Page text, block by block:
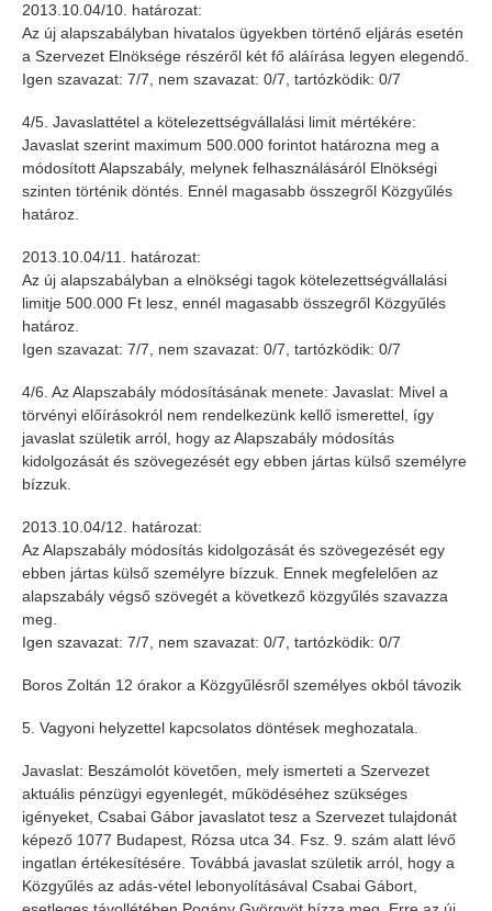
2013.10.04/10. határozat:
Az új alapszabályban hivatalos ügyekben történő eljárás esetén
a Szervezet Elnöksége részéről két fő aláírása legyen elegendő.
Igen szavazat: 7/7, nem szavazat: 0/7, tartózködik: 0/7
4/5. Javaslattétel a kötelezettségvállalási limit mértékére:
Javaslat szerint maximum 500.000 forintot határozna meg a
módosított Alapszabály, melynek felhasználásáról Elnökségi
szinten történik döntés. Ennél magasabb összegről Közgyűlés
határoz.
2013.10.04/11. határozat:
Az új alapszabályban a elnökségi tagok kötelezettségvállalási
limitje 500.000 Ft lesz, ennél magasabb összegről Közgyűlés
határoz.
Igen szavazat: 7/7, nem szavazat: 0/7, tartózködik: 0/7
4/6. Az Alapszabály módosításának menete: Javaslat: Mivel a
törvényi előírásokról nem rendelkezünk kellő ismerettel, így
javaslat születik arról, hogy az Alapszabály módosítás
kidolgozását és szövegezését egy ebben jártas külső személyre
bízzuk.
2013.10.04/12. határozat:
Az Alapszabály módosítás kidolgozását és szövegezését egy
ebben jártas külső személyre bízzuk. Ennek megfelelően az
alapszabály végső szövegét a következő közgyűlés szavazza
meg.
Igen szavazat: 7/7, nem szavazat: 0/7, tartózködik: 0/7
Boros Zoltán 12 órakor a Közgyűlésről személyes okból távozik
5. Vagyoni helyzettel kapcsolatos döntések meghozatala.
Javaslat: Beszámolót követően, mely ismerteti a Szervezet
aktuális pénzügyi egyenlegét, működéséhez szükséges
igényeket, Csabai Gábor javaslatot tesz a Szervezet tulajdonát
képező 1077 Budapest, Rózsa utca 34. Fsz. 9. szám alatt lévő
ingatlan értékesítésére. Továbbá javaslat születik arról, hogy a
Közgyűlés az adás-vétel lebonyolításával Csabai Gábort,